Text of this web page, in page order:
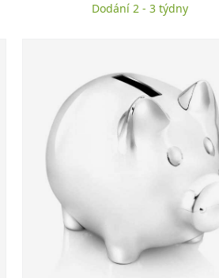
Dodání 2 - 3 týdny